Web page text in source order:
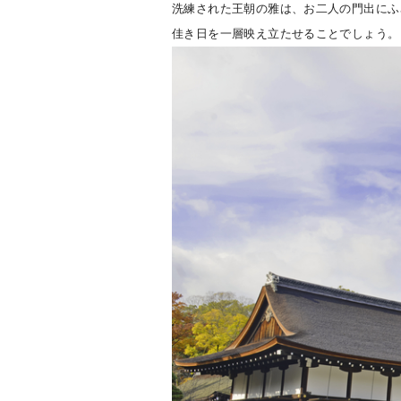
洗練された王朝の雅は、お二人の門出に
佳き日を一層映え立たせることでしょう。